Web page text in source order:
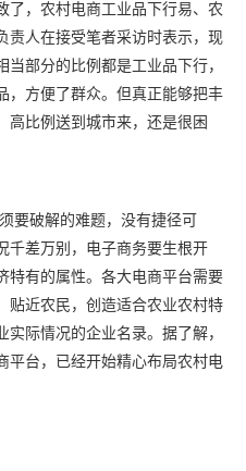
了，农村电商工业品下行易、农
责人在接受笔者采访时表示，现
部分的比例都是工业品下行，
，方便了群众。但真正能够把丰
高比例送到城市来，还是很困
要破解的难题，没有捷径可
千差万别，电子商务要生根开
特有的属性。各大电商平台需要
贴近农民，创造适合农业农村特
际情况的企业名录。据了解，
平台，已经开始精心布局农村电